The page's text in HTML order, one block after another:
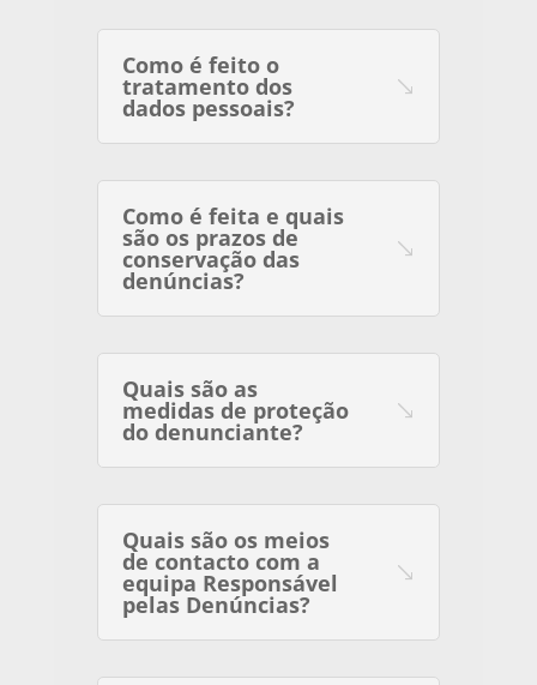
Como é feito o
tratamento dos
dados pessoais?
Como é feita e quais
são os prazos de
conservação das
denúncias?
Quais são as
medidas de proteção
do denunciante?
Quais são os meios
de contacto com a
equipa Responsável
pelas Denúncias?